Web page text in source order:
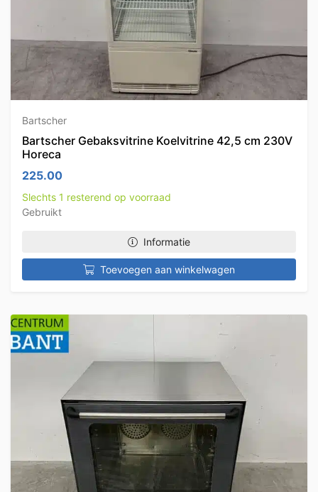
Bartscher
Bartscher Gebaksvitrine Koelvitrine 42,5 cm 230V
Horeca
225.00
Slechts 1 resterend op voorraad
Gebruikt
Informatie
Toevoegen aan winkelwagen